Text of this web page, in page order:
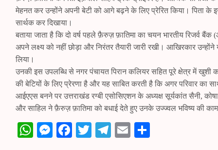
मेहनत कर उन्होंने अपनी बेटी को आगे बढ़ने के लिए प्रेरित किया। पिता
सार्थक कर दिखाया।
बताया जाता है कि दो वर्ष पहले फ़ैरुज़ फ़ातिमा का चयन भारतीय
अपने लक्ष्य को नहीं छोड़ा और निरंतर तैयारी जारी रखी। आखिरकार
लिया।
उनकी इस उपलब्धि से नगर पंचायत पिरान कलियर सहित पूरे क्षेत्र में खुशी
की बेटियों के लिए प्रेरणा है और यह साबित करती है कि अगर परिवार का
आईएएस बनने पर उत्तराखंड रग्बी एसोसिएशन के अध्यक्ष सूर्यकांत सैनी,
और साहिल ने फ़ैरुज़ फ़ातिमा को बधाई देते हुए उनके उज्ज्वल भविष्य की
W
M
Fa T
Te
E